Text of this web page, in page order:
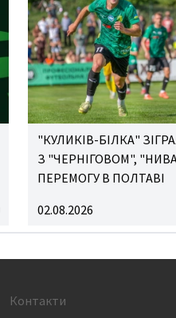
"КУЛИКІВ-БІЛКА"
З "ЧЕРНІГОВОМ",
ПЕРЕМОГУ В ПОЛТАВІ
02.08.2026
Контакти